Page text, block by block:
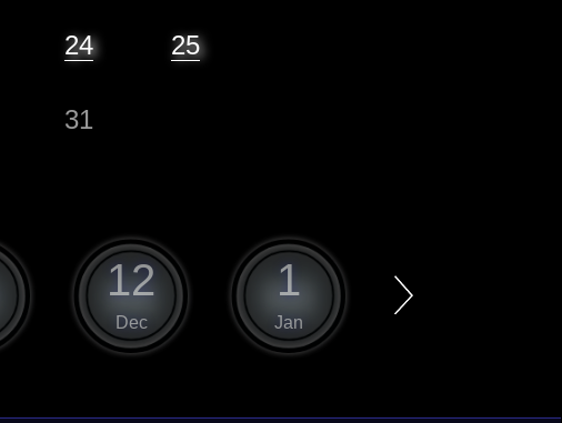
24 25
31
12
Dec
1
Jan